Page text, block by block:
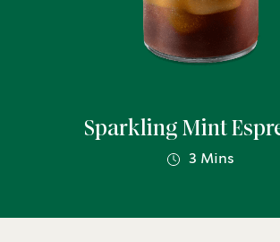
Sparkling Mint
3 Mins